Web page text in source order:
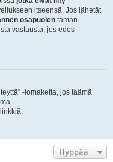
itseensä. Jos lähetät
osapuolen tämän
vastausta, jos edes
-lomaketta, jos täämä
Hyppää